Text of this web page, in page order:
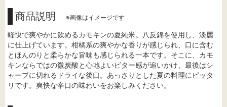
商品説明 ※画像はイメージです
軽快で爽やかに飲めるカモキンの夏純米。八反錦を使用し、淡麗
に仕上げています。柑橘系の爽やかな香りが感じられ、口に含む
とほんのりと柔らかな旨味も感じられる一本です。そこに、カモ
キンならではの微炭酸と心地よいビター感が追いかけ、最後はシ
ャープに切れるドライな後口。あっさりとした夏の料理にピッタ
リです。爽快な辛口の味わいをお楽しみください。